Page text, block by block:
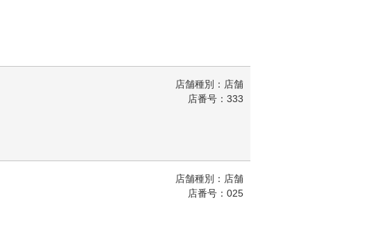
店舗種別：店舗
店番号：333
店舗種別：店舗
店番号：025